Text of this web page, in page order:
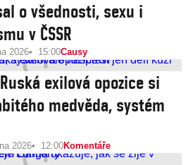
o všednosti, sexu i
v ČSSR
2026 15:00Causy
exilová opozice si
medvěda, systém
2026 12:00Komentáře